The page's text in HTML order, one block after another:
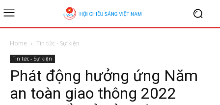
Home Tin tức - Sự kiện
Tin tức - Sự kiện
Phát động hưởng ứng Năm
an toàn giao thông 2022